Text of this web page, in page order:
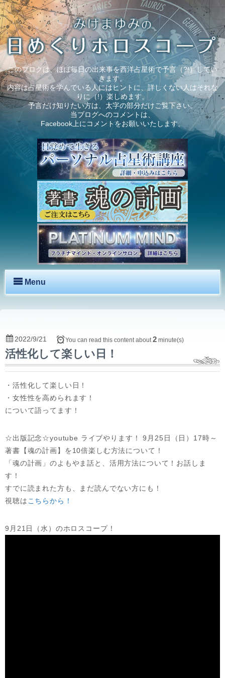
このブログは、ほぼ毎日の出来事を西洋占星術で予言（?!）してい
きます。
内容は占星術を学んでいる人にはヒントに、詳しくない人はそれな
りに（!）楽しめます。
予言だけ知りたい方は、太字の部分だけご覧下さい。
当ブログへのコメントは、
Facebook上にコメントをお願いいたします。
Menu
活性化して楽しい日！
2022/9/21 You can read this content about2 minute(s)
・活性化して楽しい日！
・女性性を高められます！
について語ってます！
☆出版記念☆youtube ライブやります！ 9月25日（日）17時～
著書【魂の計画】を10倍楽しむ方法について！
「魂の計画」のよもやま話と、活用方法について！お話しま
す！
すでに読まれた方も、まだ読んでない方にも！
視聴は こちらから！
9月21日（水）のホロスコープ！